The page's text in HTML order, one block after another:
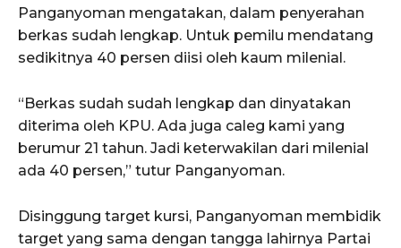
Panganyoman mengatakan, dalam penyerahan
berkas sudah lengkap. Untuk pemilu mendatang
sedikitnya 40 persen diisi oleh kaum milenial.
“Berkas sudah sudah lengkap dan dinyatakan
diterima oleh KPU. Ada juga caleg kami yang
berumur 21 tahun. Jadi keterwakilan dari milenial
ada 40 persen,” tutur Panganyoman.
Disinggung target kursi, Panganyoman membidik
target yang sama dengan tangga lahirnya Partai